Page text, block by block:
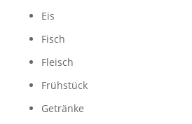
Eis
Fisch
Fleisch
Frühstück
Getränke